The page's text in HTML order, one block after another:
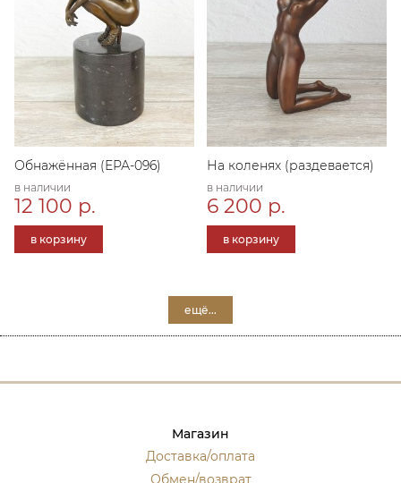
Обнажённая (ЕРА-096)
в наличии
12 100 р.
в корзину
На коленях (раздевается)
в наличии
6 200 р.
в корзину
ещё...
Магазин
Доставка/оплата
Обмен/возврат